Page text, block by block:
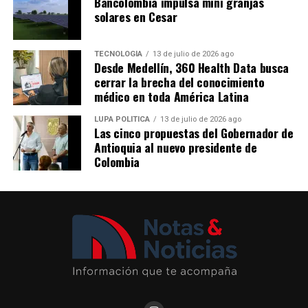
proyecto, preservando la gobernanza pública, la
transparencia y el control sobre los recursos.
Nota patrocinada
Más información en
https://www.concejodemedellin.gov.co/
Comparte el artículo:
red de 12 líneas comerciales integrada por trenes,
tranvía, cables aéreos y buses tipo BRT, que en conjunto
movilizan a más de 1,1 millones de personas cada día. La
emisión de estos bonos reafirma la confianza del
mercado en el plan estratégico de crecimiento de la
empresa y en su liderazgo como referente de movilidad
sostenible en América Latina.
Comparte el artículo:
Me gusta esto:
solares en Cesar
TECNOLOGÍA 13 de julio de 2026 ago
Desde Medellín, 360 Health Data busca
cerrar la brecha del conocimiento
médico en toda América Latina
LUPA POLÍTICA 13 de julio de 2026 ago
Las cinco propuestas del Gobernador de
Antioquia al nuevo presidente de
Colombia